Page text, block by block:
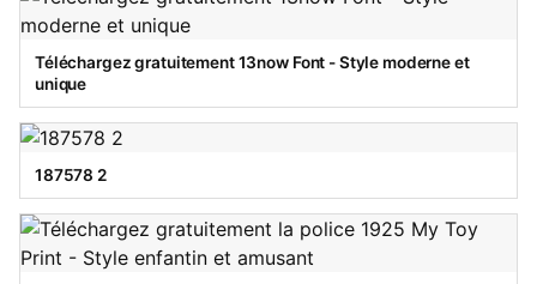
Téléchargez gratuitement 13now Font - Style moderne et
unique
187578 2